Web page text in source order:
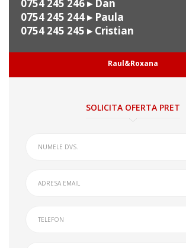
0754 245 246▸ Dan
0754 245 244▸ Paula
0754 245 245 ▸ Cristian
Raul&Roxana
SOLICITA OFERTA PRET